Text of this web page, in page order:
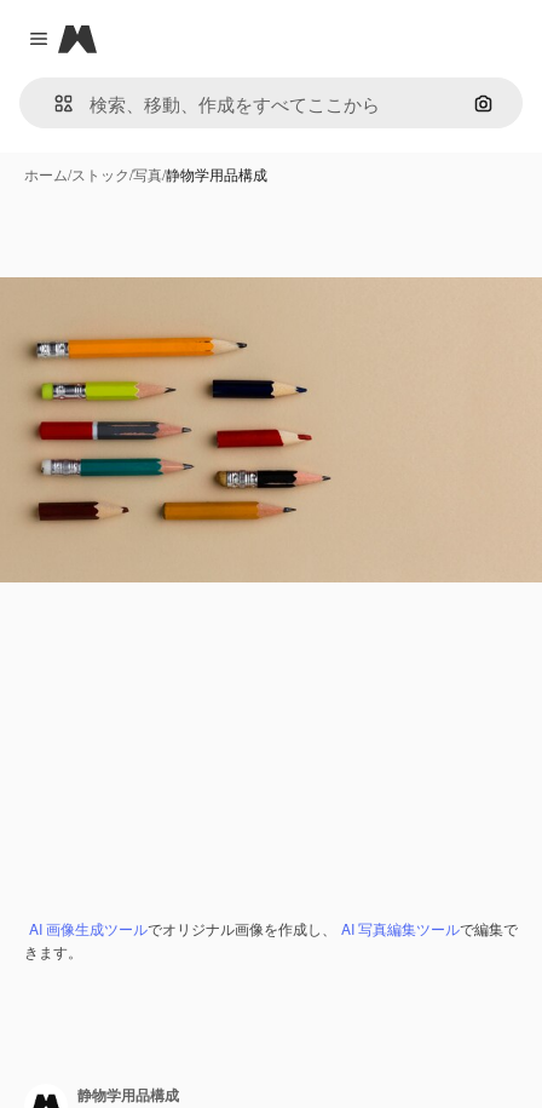
Close menu
Magnific
画像で
ホーム/ストック/写真/静物学用品構成
AI 画像生成ツールでオリジナル画像を作成し、 AI 写真編集ツールで編集で
きます。
静物学用品構成